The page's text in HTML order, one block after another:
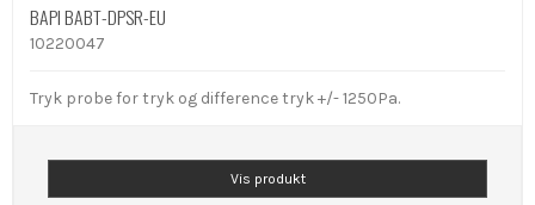
BAPI BABT-DPSR-EU
10220047
Tryk probe for tryk og difference tryk +/- 1250Pa.
Vis produkt